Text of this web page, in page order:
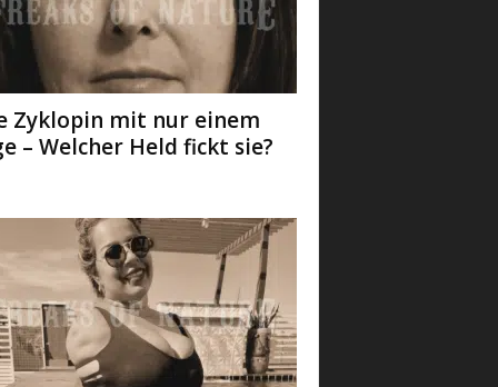
Zyklopin mit nur einem
– Welcher Held fickt sie?